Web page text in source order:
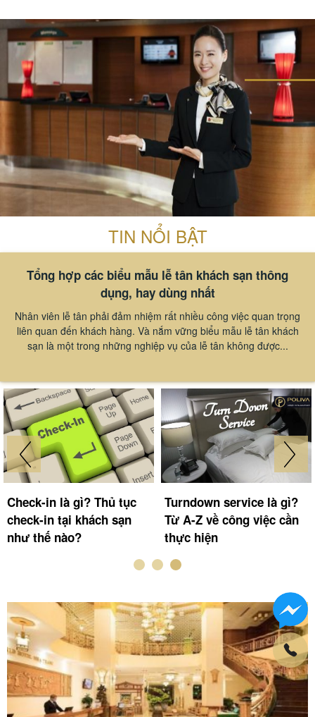
#phòng ngủ khách sạn
#thiết bị buồng phòng
#thiết bị phòng tắm
TIN NỔI BẬT
Tổng hợp các biểu mẫu lễ tân khách sạn thông
dụng, hay dùng nhất
Nhân viên lễ tân phải đảm nhiệm rất nhiều công việc quan trọng
liên quan đến khách hàng. Và nắm vững biểu mẫu lễ tân khách
sạn là một trong những nghiệp vụ của lễ tân không được...
Check-in là gì? Thủ tục
check-in tại khách sạn
như thế nào?
Turndown service là gì?
Từ A-Z về công việc cần
thực hiện